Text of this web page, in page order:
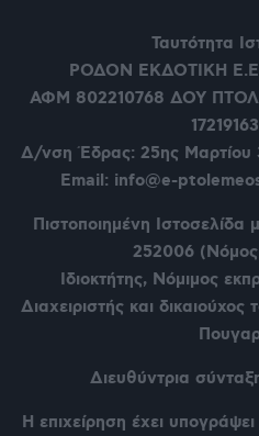
Ταυτότητα
ΡΟΔΟΝ ΕΚΔΟΤΙΚΗ
ΑΦΜ 802210768 ΔΟΥ
Δ/νση Έδρας: 25ης Μαρτίου
Email: info@e-
Πιστοποιημένη
252006
Ιδιοκτήτης, Νόμιμος
Διαχειριστής και
Διευθύντρια
Η επιχείρηση έχει